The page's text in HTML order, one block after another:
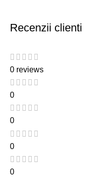
Recenzii clienti
0 reviews
0
0
0
0